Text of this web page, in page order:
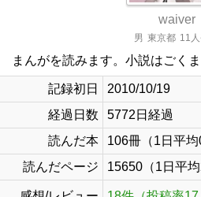
waiver
男 東京都 11
まんがを読みます。小説はごくま
記録初日
2010/10/19
経過日数
5772日経過
読んだ本
106冊（1日平
読んだページ
15650（1日平均